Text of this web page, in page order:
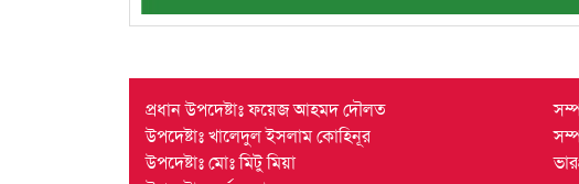
প্রধান উপদেষ্টাঃ ফয়েজ আহমদ দৌলত
উপদেষ্টাঃ খালেদুল ইসলাম কোহিনূর
উপদেষ্টাঃ মোঃ মিটু মিয়া